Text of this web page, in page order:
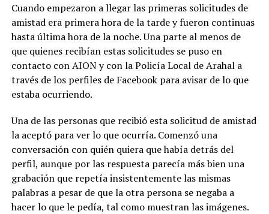
Cuando empezaron a llegar las primeras solicitudes de
amistad era primera hora de la tarde y fueron continuas
hasta última hora de la noche. Una parte al menos de
que quienes recibían estas solicitudes se puso en
contacto con AION y con la Policía Local de Arahal a
través de los perfiles de Facebook para avisar de lo que
estaba ocurriendo.
Una de las personas que recibió esta solicitud de amistad
la aceptó para ver lo que ocurría. Comenzó una
conversación con quién quiera que había detrás del
perfil, aunque por las respuesta parecía más bien una
grabación que repetía insistentemente las mismas
palabras a pesar de que la otra persona se negaba a
hacer lo que le pedía, tal como muestran las imágenes.